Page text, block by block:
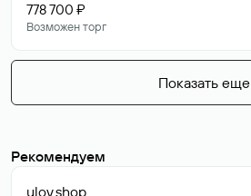
778 700 ₽
Возможен торг
Показать еще
Рекомендуем
ulov.shop